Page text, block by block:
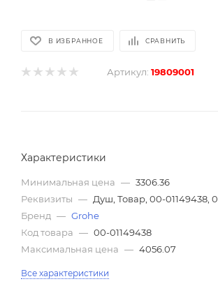
В ИЗБРАННОЕ СРАВНИТЬ
Артикул: 19809001
Характеристики
Минимальная цена — 3306.36
Реквизиты — Душ, Товар, 00-01149438, 0
Бренд — Grohe
Код товара — 00-01149438
Максимальная цена — 4056.07
Все характеристики